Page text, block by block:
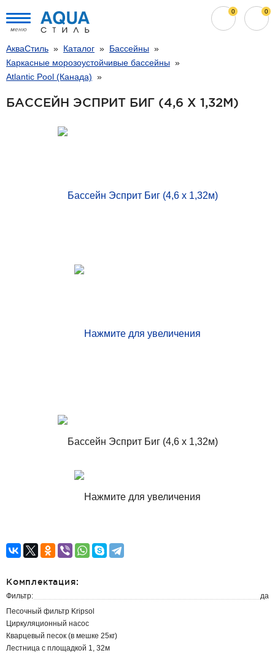
меню
0 0
АкваСтиль Каталог
Бассейны
Каркасные морозоустойчивые бассейны
Atlantic Pool (Канада)
БАССЕЙН ЭСПРИТ БИГ (4,6 Х 1,32М)
Комплектация:
Фильтр:
да
Песочный фильтр Kripsol
Циркуляционный насос
Кварцевый песок (в мешке 25кг)
Лестница с площадкой 1, 32м